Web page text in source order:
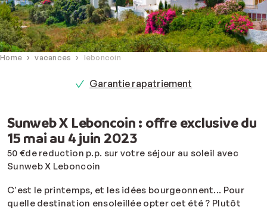
Home vacances leboncoin
Garantie rapatriement
Sunweb X Leboncoin : offre exclusive du
15 mai au 4 juin 2023
50 €de reduction p.p. sur votre séjour au soleil avec
Sunweb X Leboncoin
C'est le printemps, et les idées bourgeonnent... Pour
quelle destination ensoleillée opter cet été ? Plutôt